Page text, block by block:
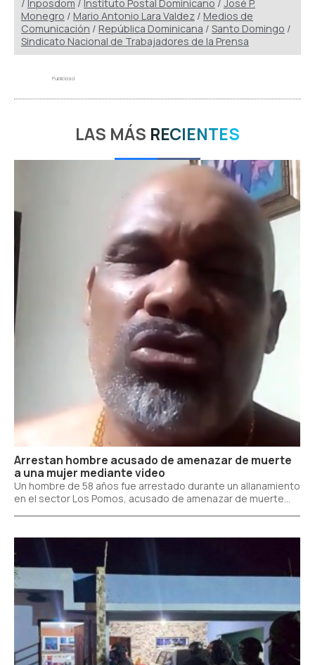
/ Inposdom / Instituto Postal Dominicano / José P.
Monegro / Mario Antonio Lara Valdez / Medios de
Comunicación / República Dominicana / Santo Domingo /
Sindicato Nacional de Trabajadores de la Prensa
Publicidad
LAS MÁS RECIENTES
Arrestan hombre acusado de amenazar de muerte
a una mujer mediante video
Un hombre de 58 años fue arrestado durante un allanamiento
en el sector Los Pomos, acusado de amenazar de muerte...